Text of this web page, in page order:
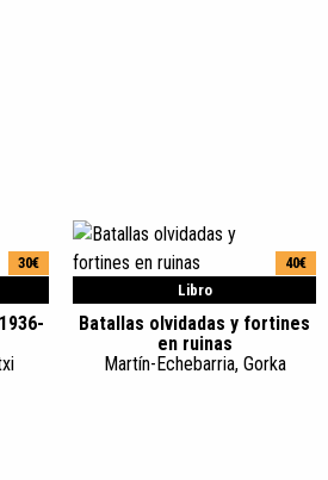
30€
Libro
40€
Batallas olvidadas y fortines
en ruinas
Martín-Echebarria, Gorka